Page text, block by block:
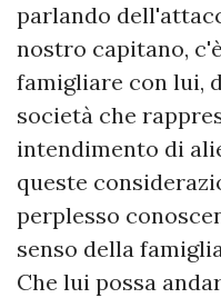
parlando
nostro capitano,
famigliare con lui,
società che
intendimento di
queste
perplesso
senso della
Che lui possa